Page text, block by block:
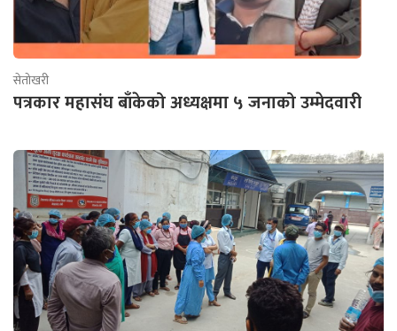
सेतोखरी
पत्रकार महासंघ बाँकेको अध्यक्षमा ५ जनाको उम्मेदवारी